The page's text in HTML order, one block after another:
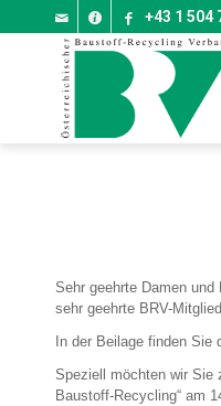
+43 1 504
Sehr geehrte Damen und
sehr geehrte BRV-
In der Beilage finden Sie
Speziell möchten wir Sie
Baustoff-Recycling“ am